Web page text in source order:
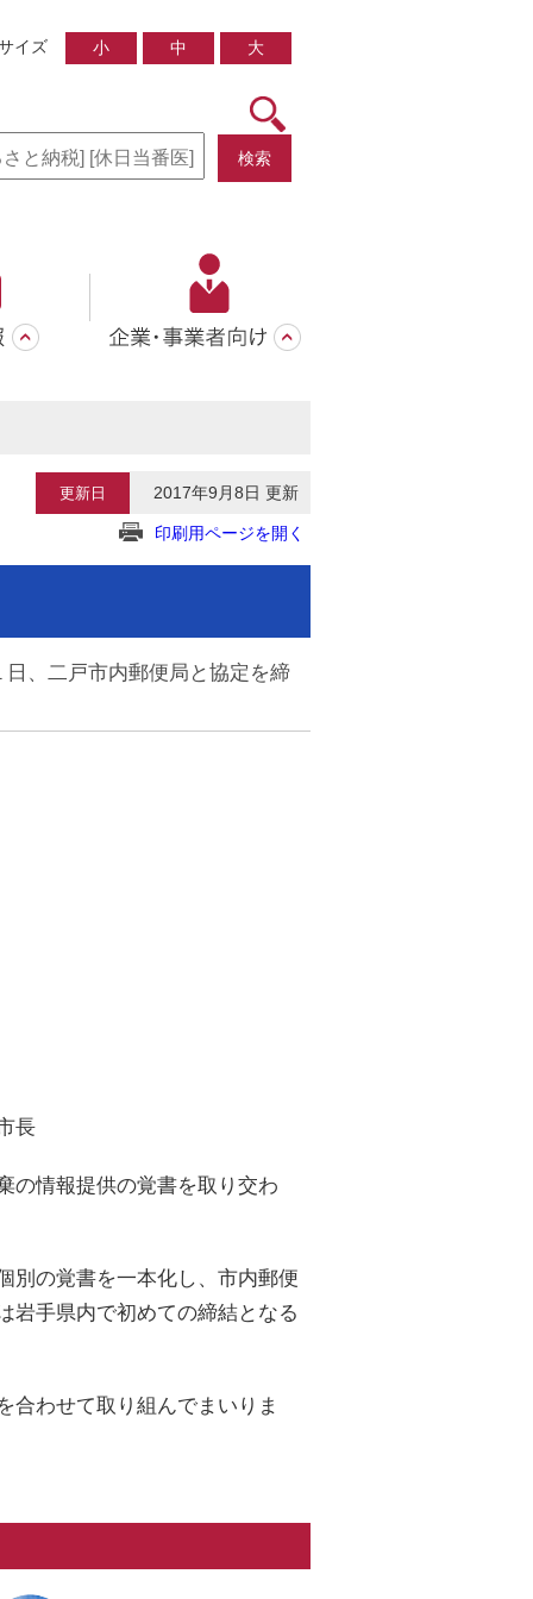
イズ 小 中 大
検索
更新日 2017年9月8日 更新
印刷用ページを開く
、二戸市内郵便局と協定を締
長
情報提供の覚書を取り交わ
の覚書を一本化し、市内郵便
岩手県内で初めての締結となる
わせて取り組んでまいりま